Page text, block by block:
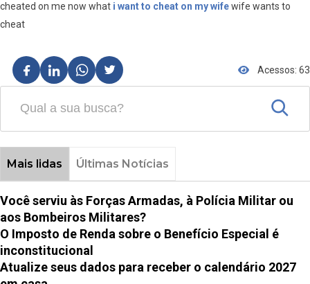
cheated on me now what i want to cheat on my wifewife wants to
cheat
Acessos: 63
Mais lidas Últimas Notícias
Você serviu às Forças Armadas, à Polícia Militar ou
aos Bombeiros Militares?
O Imposto de Renda sobre o Benefício Especial é
inconstitucional
Atualize seus dados para receber o calendário 2027